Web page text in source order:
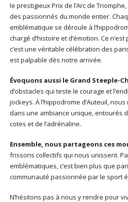
le prestigieux Prix de l’Arc de
des passionnés du monde entier.
emblématique se déroule à
chargé d’histoire et d’émotion. Ce
c’est une véritable célébration des
est palpable dès notre arrivée.
Évoquons aussi le Grand Steeple-
d’obstacles qui teste le courage et
jockeys. À l’hippodrome d’Auteuil,
dans une ambiance unique, entourés
cotes et de l’adrénaline.
Ensemble, nous partageons ces
frissons collectifs qui nous unissent.
emblématiques, c’est bien plus que
communauté passionnée par le sport
N’hésitons pas à nous y rendre pour